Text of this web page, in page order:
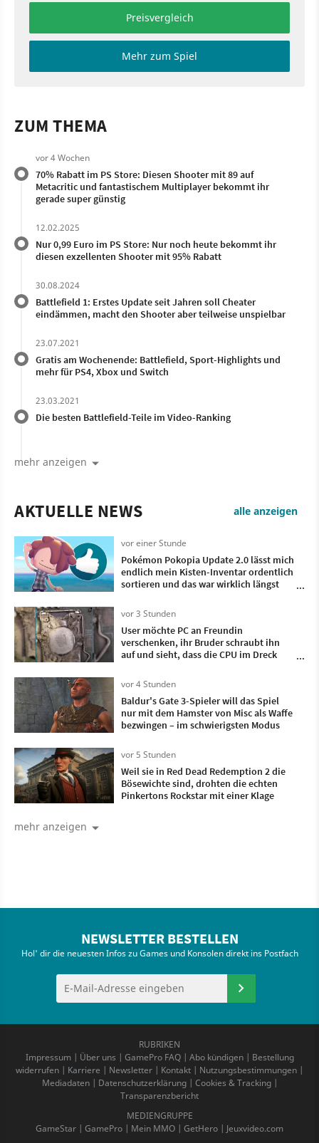
Preisvergleich
Mehr zum Spiel
ZUM THEMA
vor 4 Wochen
70% Rabatt im PS Store: Diesen Shooter mit 89 auf
Metacritic und fantastischem Multiplayer bekommt ihr
gerade super günstig
12.02.2025
Nur 0,99 Euro im PS Store: Nur noch heute bekommt ihr
diesen exzellenten Shooter mit 95% Rabatt
30.08.2024
Battlefield 1: Erstes Update seit Jahren soll Cheater
eindämmen, macht den Shooter aber teilweise unspielbar
23.07.2021
Gratis am Wochenende: Battlefield, Sport-Highlights und
mehr für PS4, Xbox und Switch
23.03.2021
Die besten Battlefield-Teile im Video-Ranking
mehr anzeigen
AKTUELLE NEWS alle anzeigen
vor einer Stunde
Pokémon Pokopia Update 2.0 lässt mich
endlich mein Kisten-Inventar ordentlich
sortieren und das war wirklich längst
vor 3 Stunden
User möchte PC an Freundin
verschenken, ihr Bruder schraubt ihn
auf und sieht, dass die CPU im Dreck
Staubsaugerbeutel darüber ausgekippt
vor 4 Stunden
Baldur's Gate 3-Spieler will das Spiel
nur mit dem Hamster von Misc als Waffe
bezwingen – im schwierigsten Modus
vor 5 Stunden
Weil sie in Red Dead Redemption 2 die
Bösewichte sind, drohten die echten
Pinkertons Rockstar mit einer Klage
mehr anzeigen
NEWSLETTER BESTELLEN
Hol' dir die neuesten Infos zu Games und Konsolen direkt ins Postfach
RUBRIKEN
Impressum| Über uns | GamePro FAQ| Abo kündigen| Bestellung
widerrufen | Karriere | Newsletter | Kontakt | Nutzungsbestimmungen |
Mediadaten| Datenschutzerklärung| Cookies & Tracking|
Transparenzbericht
MEDIENGRUPPE
GameStar | GamePro | Mein MMO | GetHero | Jeuxvideo.com